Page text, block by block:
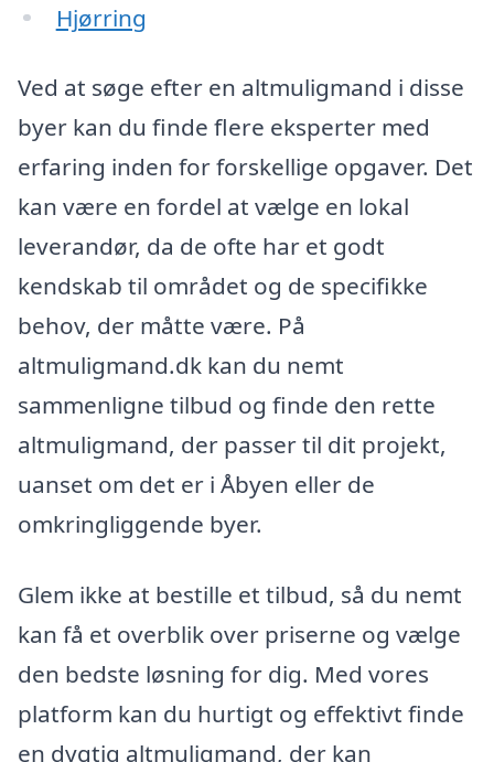
Hjørring
Ved at søge efter en altmuligmand i disse
byer kan du finde flere eksperter med
erfaring inden for forskellige opgaver. Det
kan være en fordel at vælge en lokal
leverandør, da de ofte har et godt
kendskab til området og de specifikke
behov, der måtte være. På
altmuligmand.dk kan du nemt
sammenligne tilbud og finde den rette
altmuligmand, der passer til dit projekt,
uanset om det er i Åbyen eller de
omkringliggende byer.
Glem ikke at bestille et tilbud, så du nemt
kan få et overblik over priserne og vælge
den bedste løsning for dig. Med vores
platform kan du hurtigt og effektivt finde
en dygtig altmuligmand, der kan